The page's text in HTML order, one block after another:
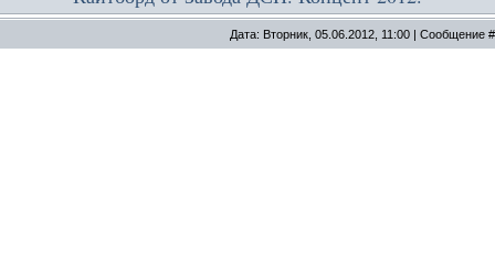
Дата: Вторник, 05.06.2012, 11:00 | Сообщение